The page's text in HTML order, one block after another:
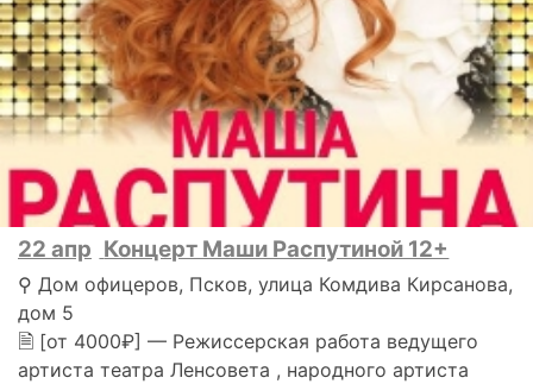
22 апр Концерт Маши Распутиной 12+
⚲ Дом офицеров, Псков, улица Комдива Кирсанова,
дом 5
🗎 [от 4000₽] — Режиссерская работа ведущего
артиста театра Ленсовета , народного артиста